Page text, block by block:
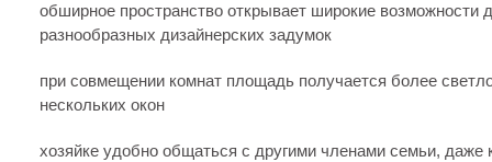
обширное пространство открывает широкие возможности
разнообразных дизайнерских задумок
при совмещении комнат площадь получается более
нескольких окон
хозяйке удобно общаться с другими членами семьи, даже